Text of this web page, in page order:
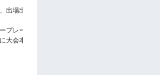
出場出来ません。
プレートになります。
会本部より承認されたナンバーをご記載願います。